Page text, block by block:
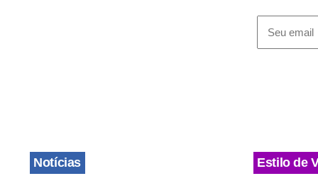
Notícias Estilo de